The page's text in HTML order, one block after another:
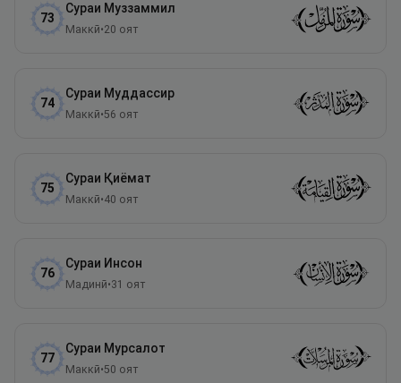
73
Сураи Муззаммил
Маккӣ•20 оят
74
Сураи Муддассир
Маккӣ•56 оят
75
Сураи Қиёмат
Маккӣ•40 оят
76
Сураи Инсон
Мадинӣ•31 оят
77
Сураи Мурсалот
Маккӣ•50 оят